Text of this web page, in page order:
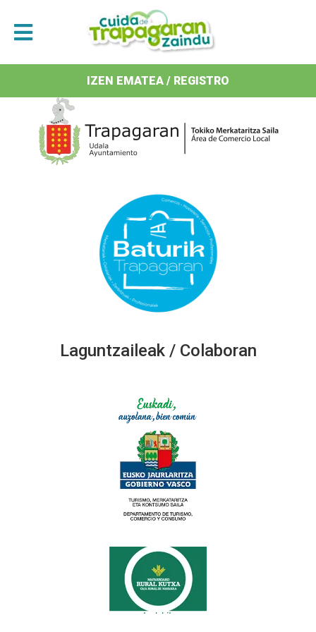
Antolatzaileak / Organizan
Laguntzaileak / Colaboran
IZEN EMATEA / REGISTRO